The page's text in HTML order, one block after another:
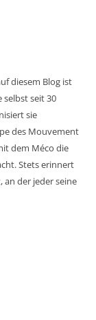
diesem Blog ist
seit 30
sie
des Mouvement
dem Méco die
Stets erinnert
an der jeder seine